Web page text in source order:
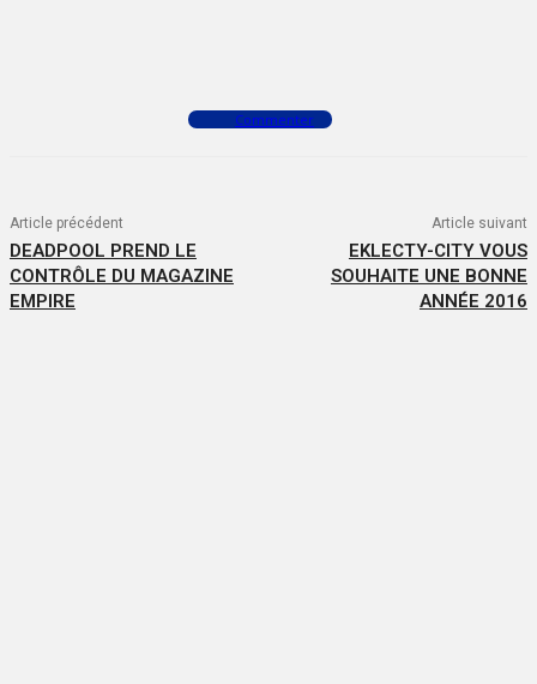
Commenter
Article précédent
DEADPOOL PREND LE
CONTRÔLE DU MAGAZINE
EMPIRE
Article suivant
EKLECTY-CITY VOUS
SOUHAITE UNE BONNE
ANNÉE 2016